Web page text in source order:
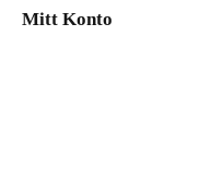
Mitt Konto